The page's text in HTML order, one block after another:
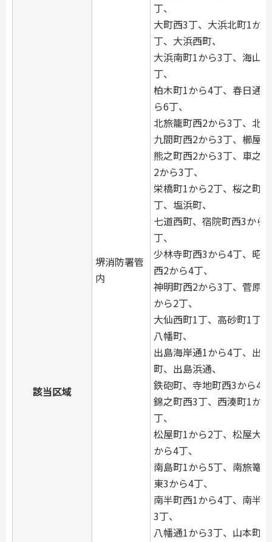
該当区域
堺消防署管
内
丁、
大町西3丁、大浜北町1か
丁、大浜西町、
大浜南町1から3丁、海山
丁、
柏木町1から4丁、春日通1
ら6丁、
北旅籠町西2から3丁、北
九間町西2から3丁、櫛屋
熊之町西2から3丁、車之
2から3丁、
栄橋町1から2丁、桜之町
丁、塩浜町、
七道西町、宿院町西3から
丁、
少林寺町西3から4丁、昭
西2から4丁、
神明町西2から3丁、菅原
から2丁、
大仙西町1丁、高砂町1丁
八幡町、
出島海岸通1から4丁、出
町、出島浜通、
鉄砲町、寺地町西3から4
錦之町西3丁、西湊町1か
丁、
松屋町1から2丁、松屋大
から4丁、
南島町1から5丁、南旅篭
東3から4丁、
南半町西1から4丁、南半
3丁、
八幡通1から3丁、山本町